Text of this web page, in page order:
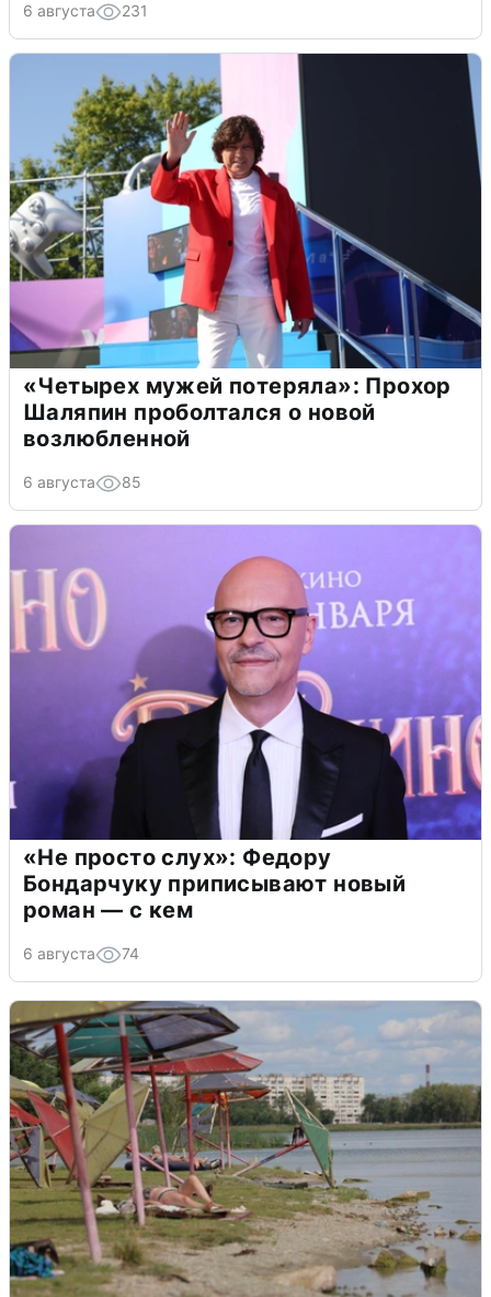
6 августа 231
«Четырех мужей потеряла»: Прохор
Шаляпин проболтался о новой
возлюбленной
6 августа 85
«Не просто слух»: Федору
Бондарчуку приписывают новый
роман — с кем
6 августа 74